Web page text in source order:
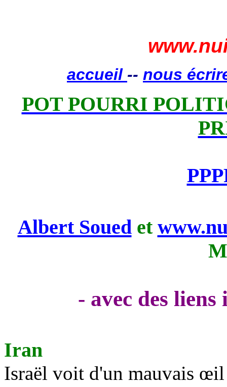
accueil -- nous
POT POURRI
Albert Souedet
- avec des
Iran
Israël voit d'un mauvais œil